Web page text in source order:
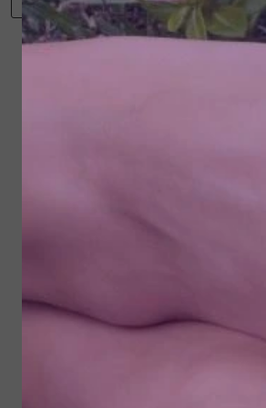
zorgt tevens voor het behoud van
vaatwand en soepelere
Zware of vermoeide benen
Behoud van een sterke vaatwand
Soepele gewrichten
Verzorging van spieren na fysieke